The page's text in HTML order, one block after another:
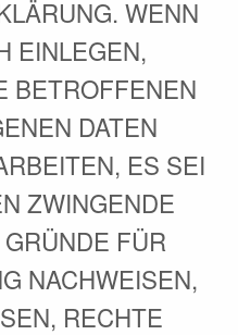
WENN
EINLEGEN,
BETROFFENEN
DATEN
ES SEI
ZWINGENDE
FÜR
NACHWEISEN,
RECHTE